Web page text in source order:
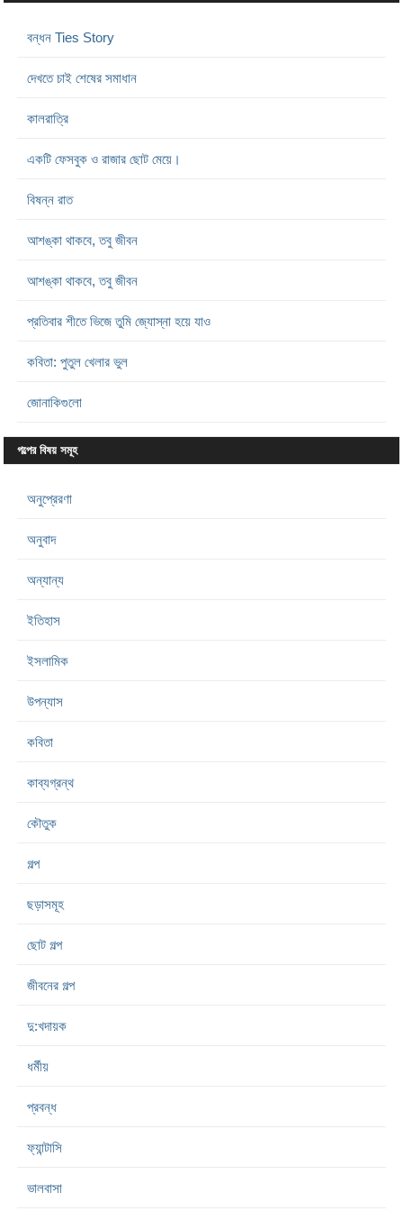
বন্ধন Ties Story
দেখতে চাই শেষের সমাধান
কালরাত্রি
একটি ফেসবুক ও রাজার ছোট মেয়ে।
বিষন্ন রাত
আশঙ্কা থাকবে, তবু জীবন
আশঙ্কা থাকবে, তবু জীবন
প্রতিবার শীতে ভিজে তুমি জ্যোস্না হয়ে যাও
কবিতা: পুতুল খেলার ভুল
জোনাকিগুলো
গল্পের বিষয় সমূহ
অনুপ্রেরণা
অনুবাদ
অন্যান্য
ইতিহাস
ইসলামিক
উপন্যাস
কবিতা
কাব্যগ্রন্থ
কৌতুক
গল্প
ছড়াসমূহ
ছোট গল্প
জীবনের গল্প
দু:খদায়ক
ধর্মীয়
প্রবন্ধ
ফ্যান্টাসি
ভালবাসা